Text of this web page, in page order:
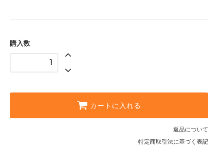
購入数
カートに入れる
返品について
特定商取引法に基づく表記